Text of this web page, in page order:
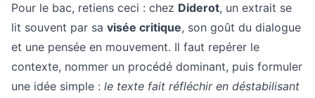
Pour le bac, retiens ceci : chez Diderot, un extrait se
lit souvent par sa visée critique, son goût du dialogue
et une pensée en mouvement. Il faut repérer le
contexte, nommer un procédé dominant, puis formuler
une idée simple : le texte fait réfléchir en déstabilisant